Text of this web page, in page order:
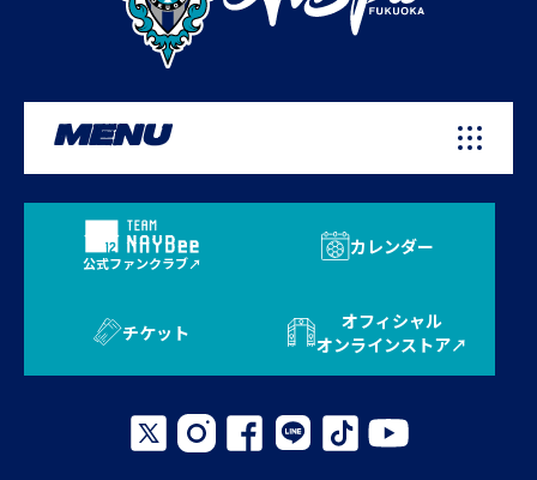
MENU
公式ファンクラブ
カレンダー
チケット
オフィシャル
オンラインストア